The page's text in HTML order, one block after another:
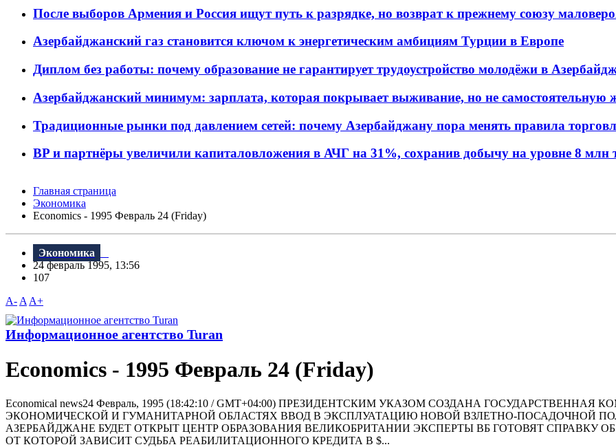
После выборов Армения и Россия ищут путь к разрядке, но возврат к прежнему союзу
Азербайджанский газ становится ключом к энергетическим амбициям Турции в Европе
Диплом без работы: почему образование не гарантирует трудоустройство молодёжи в
Азербайджанский минимум: зарплата, которая покрывает выживание, но не самостоятельную
Традиционные рынки под давлением сетей: почему Азербайджану пора менять правила
BP и партнёры увеличили капиталовложения в АЧГ на 31%, сохранив добычу на уровне 8 млн
Главная страница
Экономика
Economics - 1995 Февраль 24 (Friday)
Экономика
24 февраль 1995, 13:56
107
A- A A+
Информационное агентство Turan
Economics - 1995 Февраль 24 (Friday)
Economical news24 Февраль, 1995 (18:42:10 / GMT+04:00) ПРЕЗИДЕНТСКИМ УКАЗОМ СОЗДАНА
ЭКОНОМИЧЕСКОЙ И ГУМАНИТАРНОЙ ОБЛАСТЯХ ВВОД В ЭКСПЛУАТАЦИЮ НОВОЙ ВЗЛЕТНО-ПОСАДОЧНОЙ
АЗЕРБАЙДЖАНЕ БУДЕТ ОТКРЫТ ЦЕНТР ОБРАЗОВАНИЯ ВЕЛИКОБРИТАНИИ ЭКСПЕРТЫ ВБ ГОТОВЯТ
ОТ КОТОРОЙ ЗАВИСИТ СУДЬБА РЕАБИЛИТАЦИОННОГО КРЕДИТА В $...